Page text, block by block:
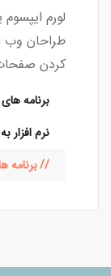
لورم
طراحان وب
کردن
برنامه
نرم افزار
برنامه